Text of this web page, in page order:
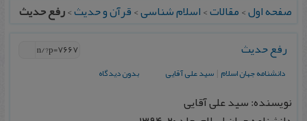
صفحه اول>مقالات>اسلام شناسی>قرآن و حدیث>رفع حدیث
رفع حدیث
دانشنامه جهان اسلام |سید علی آقایی بدون دیدگاه
نویسنده: سید علی آقایی